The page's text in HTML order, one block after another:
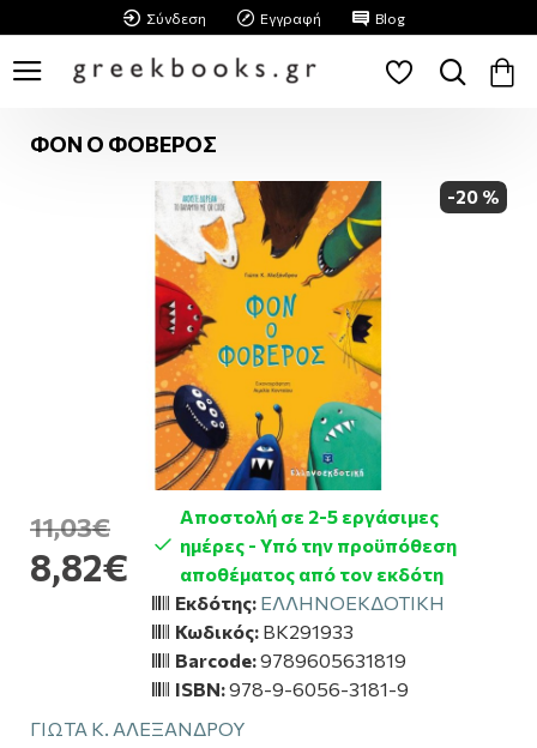
Σύνδεση Εγγραφή Blog
ΦΟΝ Ο ΦΟΒΕΡΟΣ
-20 %
ΓΙΩΤΑ Κ. ΑΛΕΞΑΝΔΡΟΥ
8,82€
11,03€
Αποστολή σε 2-5 εργάσιμες
ημέρες - Υπό την προϋπόθεση
αποθέματος από τον εκδότη
Εκδότης: ΕΛΛΗΝΟΕΚΔΟΤΙΚΗ
Κωδικός: BK291933
Barcode:9789605631819
ISBN:978-9-6056-3181-9